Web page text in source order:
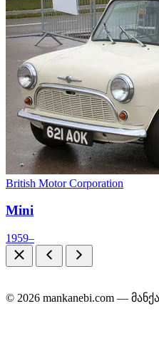
British Motor Corporation
Mini
1959–
© 2026 mankanebi.com —